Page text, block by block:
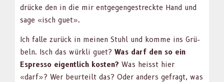
drücke den in die mir ent­ge­gengestreck­te Hand und
sage «isch guet».
Ich falle zurück in meinen Stuhl und komme ins Grü­
beln. Isch das würk­li guet? Was darf den so ein
Espres­so eigentlich kosten? Was heisst hier
«darf»? Wer beurteilt das? Oder anders gefragt, was